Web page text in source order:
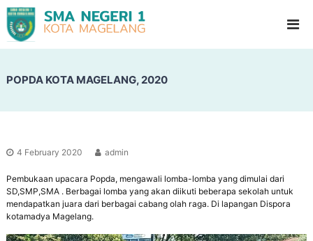
A
e
M
a
e
d
H
c
h
o
POPDA KOTA MAGELANG, 2020
4 February 2020 admin
Pembukaan upacara Popda, mengawali lomba-lomba yang dimulai dari
SD,SMP,SMA . Berbagai lomba yang akan diikuti beberapa sekolah untuk
mendapatkan juara dari berbagai cabang olah raga. Di lapangan Dispora
kotamadya Magelang.